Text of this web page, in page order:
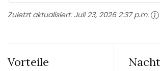
Zuletzt aktualisiert: Juli 23, 2026 2:37 p.m.
Vorteile